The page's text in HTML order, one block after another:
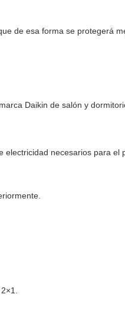
de esa forma se protegerá
Daikin de salón y
necesarios para